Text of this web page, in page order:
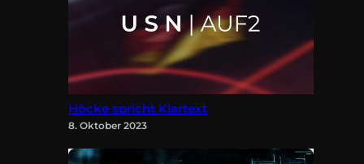
Höcke spricht Klartext
8. Oktober 2023